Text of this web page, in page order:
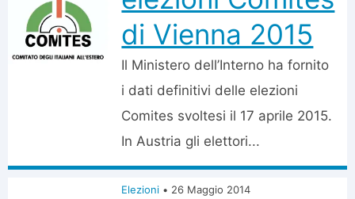
di Vienna 2015
Il Ministero dell’Interno ha fornito
i dati definitivi delle elezioni
Comites svoltesi il 17 aprile 2015.
In Austria gli elettori...
Elezioni • 26 Maggio 2014